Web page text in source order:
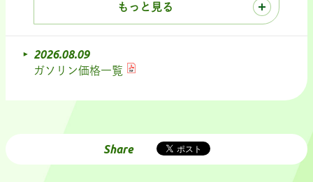
もっと見る
2026.08.09
ガソリン価格一覧
Share